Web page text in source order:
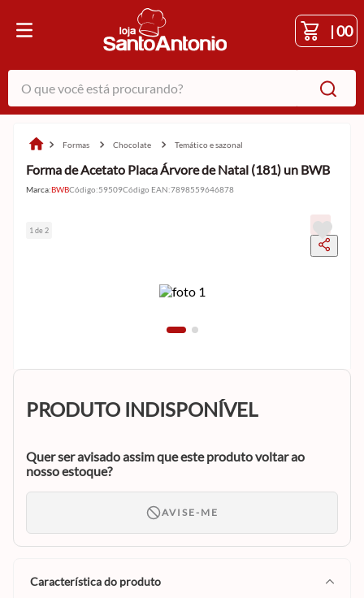
|00
O que você está procurando?
formas chocolate temático e sazonal
Forma de Acetato Placa Árvore de Natal (181) un BWB
Marca:BWBCódigo:59509Código EAN:7898559646878
1 de 2
PRODUTO INDISPONÍVEL
Quer ser avisado assim que este produto voltar ao
nosso estoque?
AVISE-ME
característica do produto